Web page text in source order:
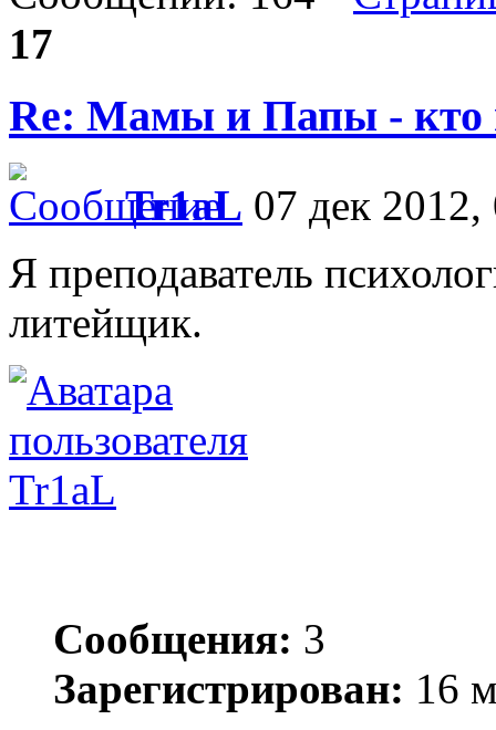
17
Re: Мамы и Папы - кто
Tr1aL 07 дек 2012,
Я преподаватель
литейщик.
Tr1aL
Сообщения: 3
Зарегистрирован: 16